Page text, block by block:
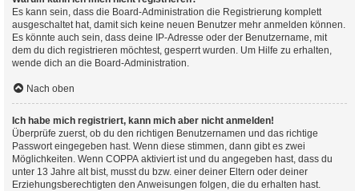
Es kann sein, dass die Board-Administration die Registrierung komplett
ausgeschaltet hat, damit sich keine neuen Benutzer mehr anmelden können.
Es könnte auch sein, dass deine IP-Adresse oder der Benutzername, mit
dem du dich registrieren möchtest, gesperrt wurden. Um Hilfe zu erhalten,
wende dich an die Board-Administration.
Nach oben
Ich habe mich registriert, kann mich aber nicht anmelden!
Überprüfe zuerst, ob du den richtigen Benutzernamen und das richtige
Passwort eingegeben hast. Wenn diese stimmen, dann gibt es zwei
Möglichkeiten. Wenn COPPA aktiviert ist und du angegeben hast, dass du
unter 13 Jahre alt bist, musst du bzw. einer deiner Eltern oder deiner
Erziehungsberechtigten den Anweisungen folgen, die du erhalten hast.